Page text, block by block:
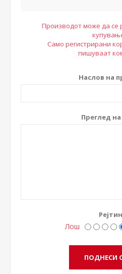
Производот може да се
Само регистрирани
пишуваат
Наслов на
Преглед
Лош